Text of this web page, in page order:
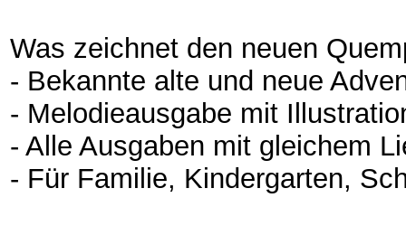
Was zeichnet den neuen
- Bekannte alte und neue
- Melodieausgabe mit
- Alle Ausgaben mit gleichem
- Für Familie, Kindergarten,